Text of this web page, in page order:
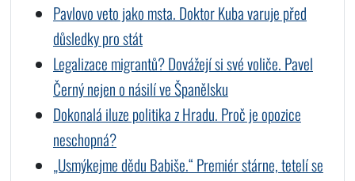
Pavlovo veto jako msta. Doktor Kuba varuje před
důsledky pro stát
Legalizace migrantů? Dovážejí si své voliče. Pavel
Černý nejen o násilí ve Španělsku
Dokonalá iluze politika z Hradu. Proč je opozice
neschopná?
„Usmýkejme dědu Babiše.“ Premiér stárne, tetelí se